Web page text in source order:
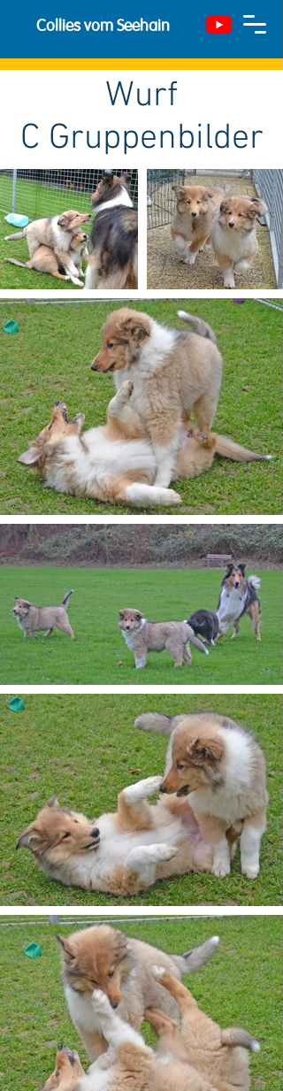
Collies vom Seehain
Wurf
C Gruppenbilder